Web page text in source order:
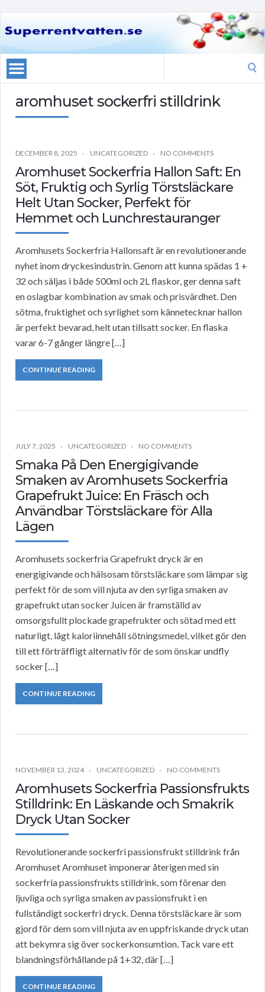
aromhuset sockerfri stilldrink
DECEMBER 8, 2025 UNCATEGORIZED NO COMMENTS
Aromhuset Sockerfria Hallon Saft: En
Söt, Fruktig och Syrlig Törstsläckare
Helt Utan Socker, Perfekt för
Hemmet och Lunchrestauranger
Aromhusets Sockerfria Hallonsaft är en revolutionerande
nyhet inom dryckesindustrin. Genom att kunna spädas 1 +
32 och säljas i både 500ml och 2L flaskor, ger denna saft
en oslagbar kombination av smak och prisvärdhet. Den
sötma, fruktighet och syrlighet som kännetecknar hallon
är perfekt bevarad, helt utan tillsatt socker. En flaska
varar 6-7 gånger längre […]
CONTINUE READING
JULY 7, 2025 UNCATEGORIZED NO COMMENTS
Smaka På Den Energigivande
Smaken av Aromhusets Sockerfria
Grapefrukt Juice: En Fräsch och
Användbar Törstsläckare för Alla
Lägen
Aromhusets sockerfria Grapefrukt dryck är en
energigivande och hälsosam törstsläckare som lämpar sig
perfekt för de som vill njuta av den syrliga smaken av
grapefrukt utan socker Juicen är framställd av
omsorgsfullt plockade grapefrukter och sötad med ett
naturligt, lågt kaloriinnehåll sötningsmedel, vilket gör den
till ett förträffligt alternativ för de som önskar undfly
socker […]
CONTINUE READING
NOVEMBER 13, 2024 UNCATEGORIZED NO COMMENTS
Aromhusets Sockerfria Passionsfrukts
Stilldrink: En Läskande och Smakrik
Dryck Utan Socker
Revolutionerande sockerfri passionsfrukt stilldrink från
Aromhuset Aromhuset imponerar återigen med sin
sockerfria passionsfrukts stilldrink, som förenar den
ljuvliga och syrliga smaken av passionsfrukt i en
fullständigt sockerfri dryck. Denna törstsläckare är som
gjord för dem som vill njuta av en uppfriskande dryck utan
att bekymra sig över sockerkonsumtion. Tack vare ett
blandningsförhållande på 1+32, där […]
CONTINUE READING